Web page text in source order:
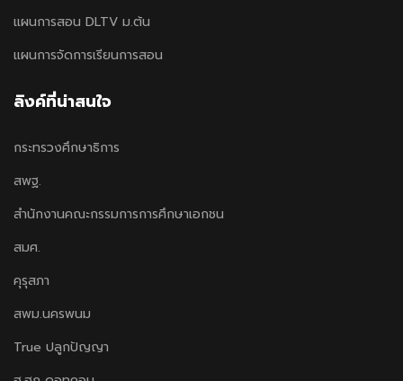
แผนการสอน DLTV ม.ต้น
แผนการจัดการเรียนการสอน
ลิงค์ที่น่าสนใจ
กระทรวงศึกษาธิการ
สพฐ.
สำนักงานคณะกรรมการการศึกษาเอกชน
สมศ.
คุรุสภา
สพม.นครพนม
True ปลูกปัญญา